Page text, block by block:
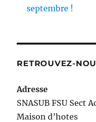
septembre !
RETROUVEZ-
Adresse
SNASUB FSU Sect
Maison d’hotes